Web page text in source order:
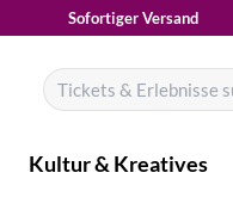
Sofortiger Versand
Suchen
nach:
Kultur & Kreatives